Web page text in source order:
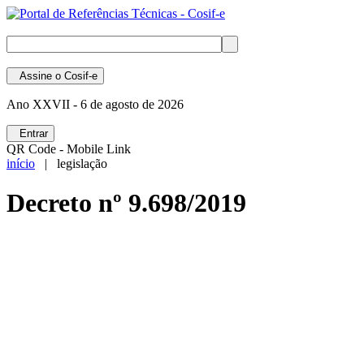
Assine o Cosif-e
Ano XXVII - 6 de agosto de 2026
Entrar
QR Code - Mobile Link
início | legislação
Decreto nº 9.698/2019